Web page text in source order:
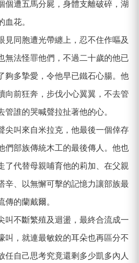
個遭五馬分屍，身體支離破碎，湖
花。
見同胞遭光帶纏上，忍不住作嘔及
無法怪罪他們，不過二十歲的他已
夠多摯愛，令他早已鐵石心腸。他
向前狂奔，步伐小心翼翼，不去管
管誰的哭喊聲拉扯著他的心。
尖叫來自米拉克，他最後一個倖存
們部族傳統木工的最後傳人。他也
了代替母親哺育他的莉加、在父親
辛、以無懈可擊的記憶力讓部族最
的蘭戴爾。
叫不斷繁殖及迴盪，最終合流成一
叫，就連最敏銳的耳朵也再區分不
任自己思考究竟還剩多少凱多內人